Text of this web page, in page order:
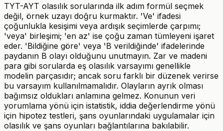
TYT-AYT olasılık sorularında ilk adım formül seçmek
değil, örnek uzayı doğru kurmaktır. 'Ve' ifadesi
çoğunlukla kesişimi veya ardışık seçimlerde çarpımı;
'veya' birleşimi; 'en az' ise çoğu zaman tümleyeni işaret
eder. 'Bildiğine göre' veya 'B verildiğinde' ifadelerinde
paydanın B olayı olduğunu unutmayın. Zar ve madeni
para gibi sorularda eş olasılık varsayımı genellikle
modelin parçasıdır; ancak soru farklı bir düzenek verirse
bu varsayım kullanılmamalıdır. Olayların ayrık olması
bağımsız oldukları anlamına gelmez. Konunun veri
yorumlama yönü için istatistik, iddia değerlendirme yönü
için hipotez testleri, şans oyunlarındaki uygulamalar için
olasılık ve şans oyunları bağlantılarına bakılabilir.